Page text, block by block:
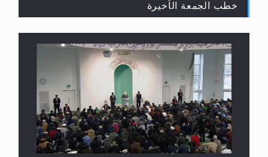
القرآن قاضٍ وحكمٌ على السنة ومهيمنٌ عليها.. ليس
العكس
خطب الجمعة الأخيرة